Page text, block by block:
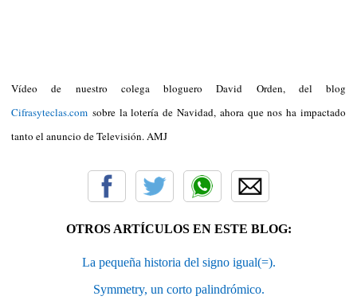
Vídeo de nuestro colega bloguero David Orden, del blog
Cifrasyteclas.com sobre la lotería de Navidad, ahora que nos ha impactado
tanto el anuncio de Televisión. AMJ
OTROS ARTÍCULOS EN ESTE BLOG:
La pequeña historia del signo igual(=).
Symmetry, un corto palindrómico.